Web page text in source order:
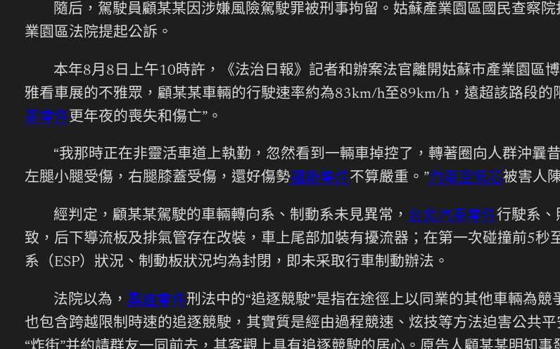
隨后，駕駛員顧某某因涉嫌風險駕駛罪被刑事拘留。姑蘇產業園區國民查察
業園區法院提起公訴。
本年8月8日上午10時許，《法治日報》記者和辦案法官離開姑蘇市產業園區
雅看車展的不雅眾，顧某某車輛的行駛速率約為83km/h至89km/h，遠超該路段的
車零件更年夜的喪失和傷亡”。
“我那時正在非靈活車道上執勤，忽然看到一輛車掉控了，轉著圈向人群沖曩
左腿小腿受傷，右腿膝蓋受傷，還好傷勢福斯零件不算嚴重。”汽車空氣芯被害人
經判定，顧某某駕駛的車輛轉向系、制動系未見異常， 台北汽車零件行駛系、
致，后下導流板及排氣管存在改裝，車上尾部加裝有擾流器；在第一次碰撞前5秒
系（ESP）狀況、制動板狀況均為封閉，即未采取行車制動辦法。
法院以為， 奧迪零件刑法中的“追逐競駛”是指在途徑上以同業的其他車輛為
也包含跨越限制時速的追逐競駛，其實質是經由過程競速、炫技等方法迫害公共